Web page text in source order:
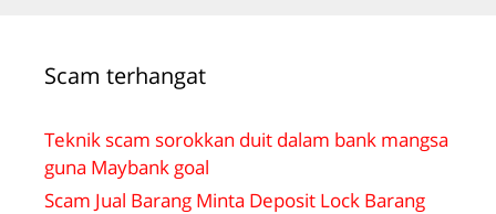
Scam terhangat
Teknik scam sorokkan duit dalam bank mangsa
guna Maybank goal
Scam Jual Barang Minta Deposit Lock Barang